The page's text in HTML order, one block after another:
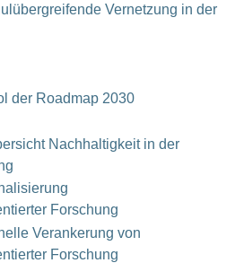
Vernetzung in der
der Roadmap 2030
Nachhaltigkeit in der
Forschung
Verankerung von
Forschung